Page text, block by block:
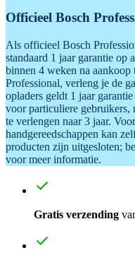
Officieel Bosch
Als officieel Bosch
standaard 1 jaar garantie op
binnen 4 weken na aankoop
Professional, verleng je de
opladers geldt 1 jaar
voor particuliere gebruikers,
te verlengen naar 3 jaar.
handgereedschappen kan
producten zijn uitgesloten;
voor meer informatie.
Gratis verzending